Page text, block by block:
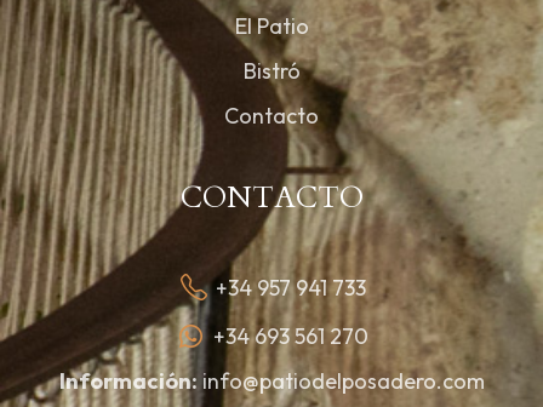
El Patio
Bistró
Contacto
CONTACTO
+34 957 941 733
+34 693 561 270
Información:info@patiodelposadero.com